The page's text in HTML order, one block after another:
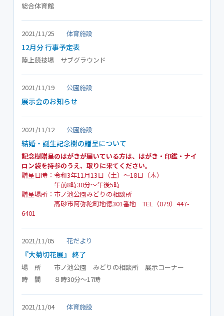
総合体育館
2021/11/25 体育施設
12月分 行事予定表
陸上競技場 サブグラウンド
2021/11/19 公園施設
展示会のお知らせ
2021/11/12 公園施設
結婚・誕生記念樹の贈呈について
記念樹贈呈のはがきが届いている方は、はがき・印鑑・ナイ
ロン袋を持参のうえ、取りに来てください。
贈呈日時：令和3年11月13日（土）～18日（木）
午前8時30分～午後5時
贈呈場所：市ノ池公園みどりの相談所
高砂市阿弥陀町地徳301番地 TEL（079）447-
6401
2021/11/05 花だより
『大菊切花展』 終了
場 所 市ノ池公園 みどりの相談所 展示コーナー
時 間 ８時30分～17時
2021/11/04 体育施設